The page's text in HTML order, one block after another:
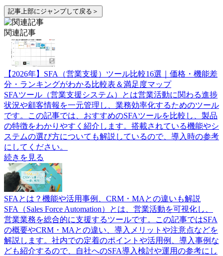
記事上部にジャンプして戻る＞
関連記事
【2026年】SFA（営業支援）ツール比較16選｜価格・機能差
分・ランキングがわかる比較表＆満足度マップ
SFAツール（営業支援システム）とは営業活動に関わる進捗
状況や顧客情報を一元管理し、業務効率化するためのツール
です。この記事では、おすすめのSFAツールを比較し、製品
の特徴をわかりやすく紹介します。搭載されている機能やシ
ステムの選び方についても解説しているので、導入時の参考
にしてください。
続きを見る
SFAとは？機能や活用事例、CRM・MAとの違いも解説
SFA（Sales Force Automation）とは、営業活動を可視化し、
営業業務を総合的に支援するツールです。この記事ではSFA
の概要やCRM・MAとの違い、導入メリットや注意点などを
解説します。社内での定着のポイントや活用例、導入事例な
ども紹介するので、自社へのSFA導入検討や運用の参考にし